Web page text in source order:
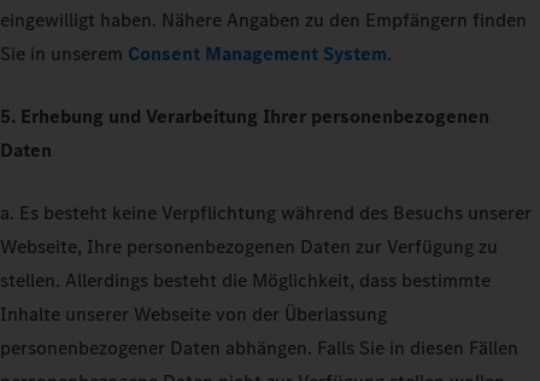
eingewilligt haben. Nähere Angaben zu den Empfängern finden
Sie in unserem Consent Management System.
5. Erhebung und Verarbeitung Ihrer personenbezogenen
Daten
a. Es besteht keine Verpflichtung während des Besuchs unserer
Webseite, Ihre personenbezogenen Daten zur Verfügung zu
stellen. Allerdings besteht die Möglichkeit, dass bestimmte
Inhalte unserer Webseite von der Überlassung
personenbezogener Daten abhängen. Falls Sie in diesen Fällen